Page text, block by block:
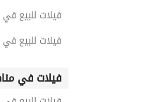
فيلات للبيع في
فيلات للبيع
فيلات في